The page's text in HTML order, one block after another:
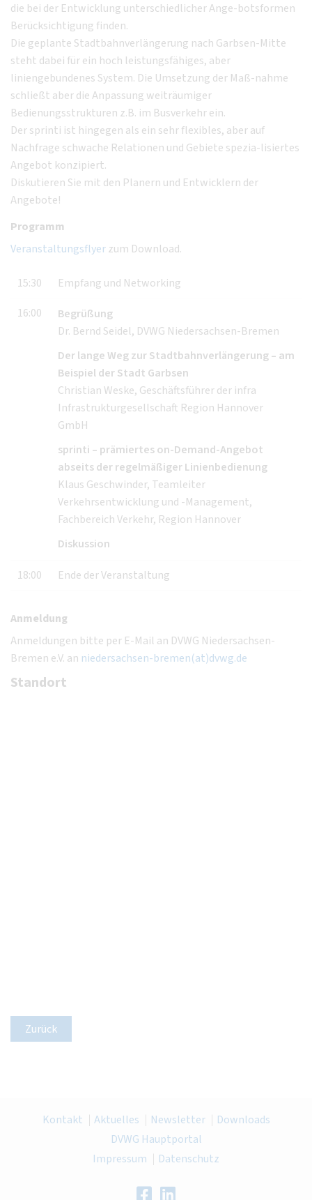
die bei der Entwicklung unterschiedlicher Ange-botsformen
Berücksichtigung finden.
Die geplante Stadtbahnverlängerung nach Garbsen-Mitte
steht dabei für ein hoch leistungsfähiges, aber
liniengebundenes System. Die Umsetzung der Maß-nahme
schließt aber die Anpassung weiträumiger
Bedienungsstrukturen z.B. im Busverkehr ein.
Der sprinti ist hingegen als ein sehr flexibles, aber auf
Nachfrage schwache Relationen und Gebiete spezia-lisiertes
Angebot konzipiert.
Diskutieren Sie mit den Planern und Entwicklern der
Angebote!
Programm
Veranstaltungsflyerzum Download.
15:30
Empfang und Networking
16:00
Begrüßung
Dr. Bernd Seidel, DVWG Niedersachsen-Bremen
Der lange Weg zur Stadtbahnverlängerung – am
Beispiel der Stadt Garbsen
Christian Weske, Geschäftsführer der infra
Infrastrukturgesellschaft Region Hannover
GmbH
sprinti – prämiertes on-Demand-Angebot
abseits der regelmäßiger Linienbedienung
Klaus Geschwinder, Teamleiter
Verkehrsentwicklung und -Management,
Fachbereich Verkehr, Region Hannover
Diskussion
18:00 Ende der Veranstaltung
Anmeldung
Anmeldungen bitte per E-Mail an DVWG Niedersachsen-
Bremen e.V. an niedersachsen-bremen(at)dvwg.de
Standort
Zurück
Kontakt Aktuelles Newsletter
Downloads
DVWG Hauptportal
Impressum
Datenschutz